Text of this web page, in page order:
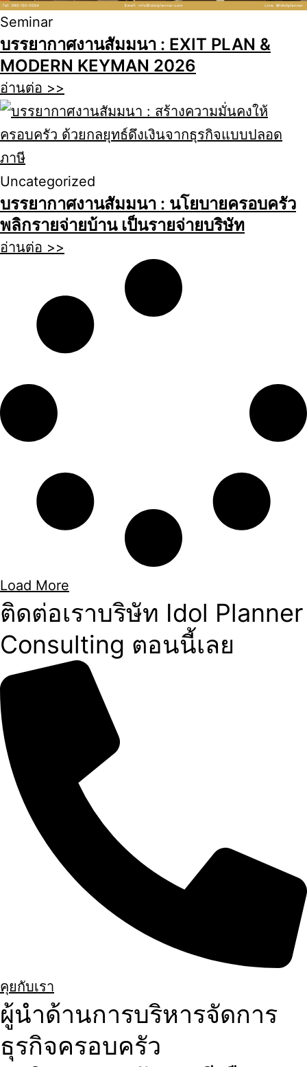
Seminar
บรรยากาศงานสัมมนา : EXIT PLAN &
MODERN KEYMAN 2026
อ่านต่อ >>
Uncategorized
บรรยากาศงานสัมมนา : นโยบายครอบครัว
พลิกรายจ่ายบ้าน เป็นรายจ่ายบริษัท
อ่านต่อ >>
Load More
ติดต่อเราบริษัท Idol Planner
Consulting ตอนนี้เลย
คุยกับเรา
ผู้นำด้านการบริหารจัดการ
ธุรกิจครอบครัว